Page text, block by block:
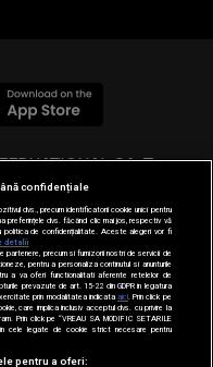
SA, Toate
confidențiale
dvs., precum identificatorii cookie unici pentru
preferințele dvs. făcând clic mai jos, respectiv vă
politica de confidențialitate. Aceste alegeri vor fi
detalii
precum si furnizorii nostri de servicii de
pentru a personaliza continutul si anunturile
a va oferi functionalitati aferente retelelor de
prevazute de art. 15-22 din GDPR in legatura
prin modalitatea indicataaici . Prin click pe
care implica inclusiv acceptul dvs. cu privire la
Prin click pe “VREAU SA MODIFIC SETARILE
cele legate de cookie strict necesare pentru
pentru a oferi: